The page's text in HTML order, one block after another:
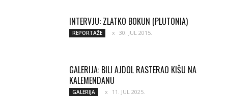
INTERVJU: ZLATKO BOKUN (PLUTONIA)
REPORTAŽE 30. JUL 2015.
GALERIJA: BILI AJDOL RASTERAO KIŠU NA
KALEMENDANU
GALERIJA 11. JUL 2025.